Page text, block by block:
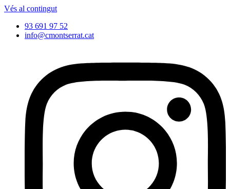
Vés al contingut
93 691 97 52
info@cmontserrat.cat